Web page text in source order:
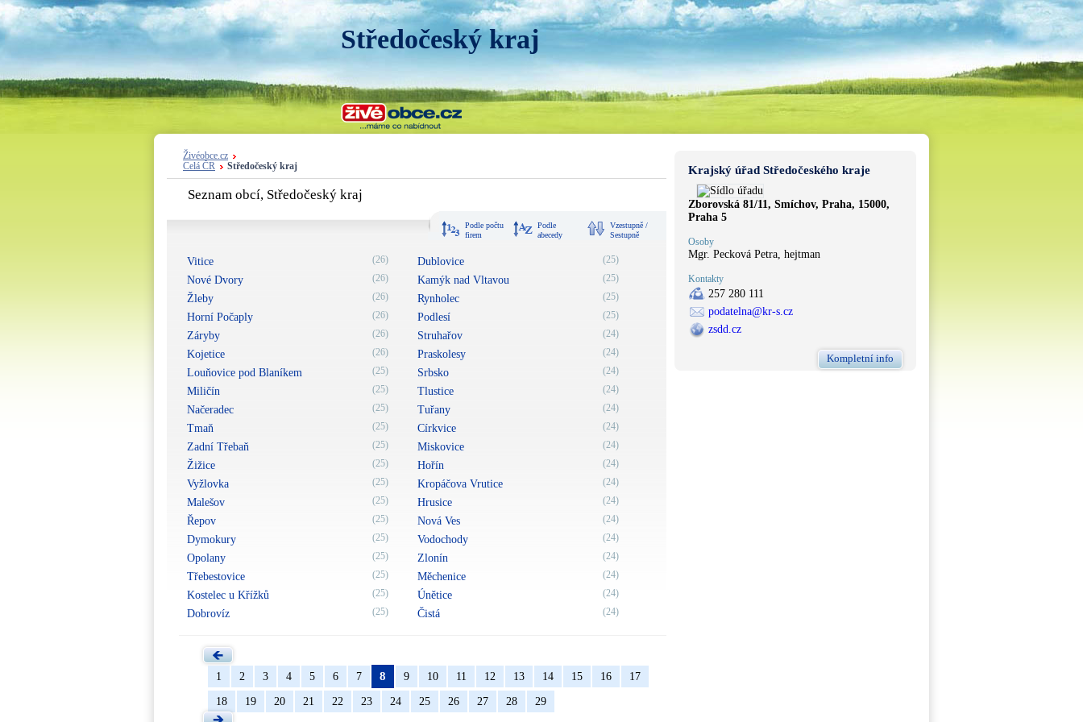
Středočeský kraj
Živéobce.cz
Celá ČR
Středočeský kraj
Seznam obcí, Středočeský kraj
Podle počtu
firem
Podle
abecedy
Vzestupně /
Sestupně
Vitice (26)
Nové Dvory (26)
Žleby (26)
Horní Počaply (26)
Záryby (26)
Kojetice (26)
Louňovice pod Blaníkem (25)
Miličín (25)
Načeradec (25)
Tmaň (25)
Zadní Třebaň (25)
Žižice (25)
Vyžlovka (25)
Malešov (25)
Řepov (25)
Dymokury (25)
Opolany (25)
Třebestovice (25)
Kostelec u Křížků (25)
Dobrovíz (25)
Dublovice (25)
Kamýk nad Vltavou (25)
Rynholec (25)
Podlesí (25)
Struhařov (24)
Praskolesy (24)
Srbsko (24)
Tlustice (24)
Tuřany (24)
Církvice (24)
Miskovice (24)
Hořín (24)
Kropáčova Vrutice (24)
Hrusice (24)
Nová Ves (24)
Vodochody (24)
Zlonín (24)
Měchenice (24)
Únětice (24)
Čistá (24)
1 2 3 4 5 6 7 8 9 10 11 12 13 14 15 16 17
18 19 20 21 22 23 24 25 26 27 28 29
Krajský úřad Středočeského kraje
Zborovská 81/11, Smíchov, Praha, 15000,
Praha 5
Osoby
Mgr. Pecková Petra, hejtman
Kontakty
257 280 111
podatelna@kr-s.cz
zsdd.cz
Kompletní info